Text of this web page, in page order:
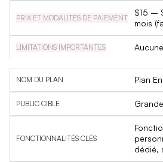
$15 –
mois
Aucune
Plan
dédié,